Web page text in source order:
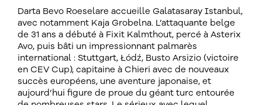
Darta Bevo Roeselare accueille Galatasaray Istanbul,
avec notamment Kaja Grobelna. L’attaquante belge
de 31 ans a débuté à Fixit Kalmthout, percé à Asterix
Avo, puis bâti un impressionnant palmarès
international : Stuttgart, Łódź, Busto Arsizio (victoire
en CEV Cup), capitaine à Chieri avec de nouveaux
succès européens, une aventure japonaise, et
aujourd’hui figure de proue du géant turc entourée